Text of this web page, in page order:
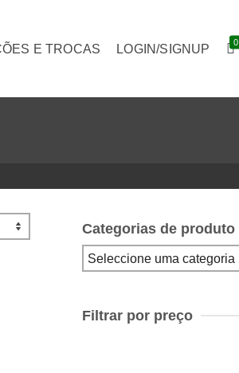
E TROCAS LOGIN/SIGNUP 0
Categorias de produto
Filtrar por preço